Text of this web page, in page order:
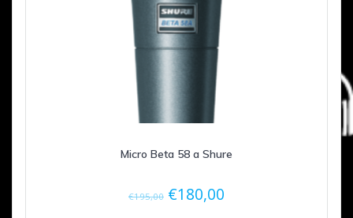
Micro Beta 58 a Shure
€195,00 Le
€180,00